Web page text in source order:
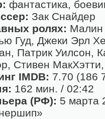
фантастика,
Зак Снайдер
ролях: Малин
Гуд, Джеки Эрл
Патрик Уилсон,
Стивен
IMDB: 7.70 (186
162 мин. / 02:42
(РФ): 5 марта